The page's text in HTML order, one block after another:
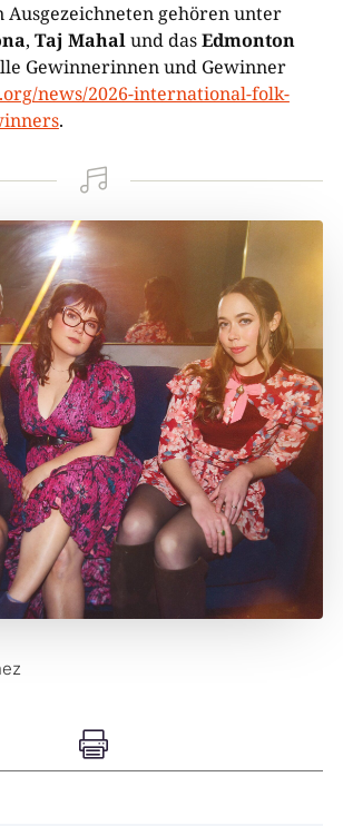
Ausgezeichneten gehören unter
, Taj Mahalund dasEdmonton
Gewinnerinnen und Gewinner
news/2026-international-folk-
.

